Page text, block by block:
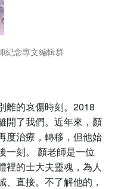
紀念專文編輯群
離的哀傷時刻。2018
開了我們。近年來，顏
度治療，轉移，但他始
一刻。 顏老師是一位
裡的士大夫靈魂，為人
直接。不了解他的，